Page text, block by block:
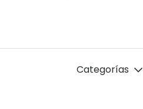
Categorías